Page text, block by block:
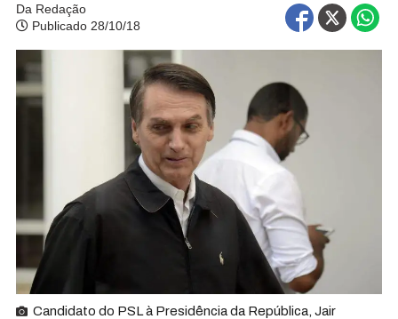
Da Redação
Publicado 28/10/18
Candidato do PSL à Presidência da República, Jair